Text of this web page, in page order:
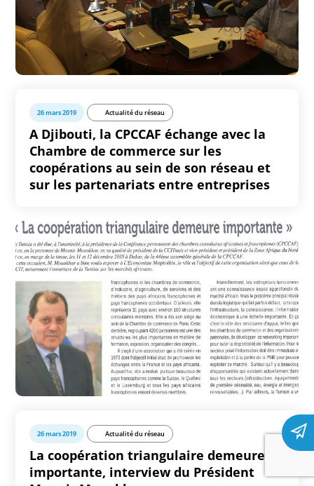
26 mars 2019 Actualité du réseau
A Djibouti, la CPCCAF échange avec la
Chambre de commerce sur les
coopérations au sein de son réseau et
sur les partenariats entre entreprises
26 mars 2019 Actualité du réseau
La coopération triangulaire demeure
importante, interview du Président